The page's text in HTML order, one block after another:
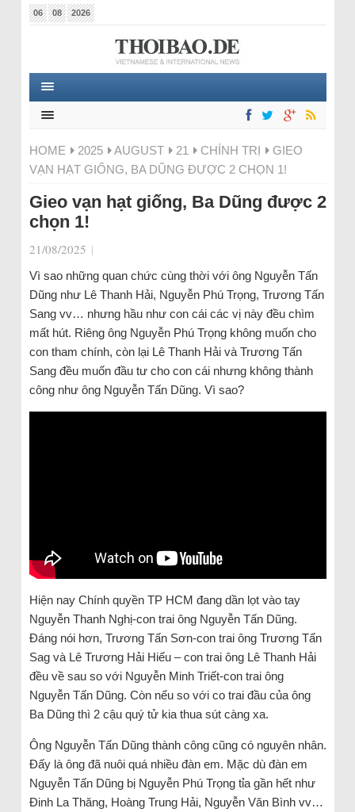
06 08 2026
HOME 2025 AUGUST 21 CHÍNH TRỊ
GIEO
VẠN HẠT GIỐNG, BA DŨNG ĐƯỢC 2 CHỌN 1!
Gieo vạn hạt giống, Ba Dũng được 2
chọn 1!
21/08/2025 |
Vì sao những quan chức cùng thời với ông Nguyễn Tấn
Dũng như Lê Thanh Hải, Nguyễn Phú Trọng, Trương Tấn
Sang vv… nhưng hầu như con cái các vị này đều chìm
mất hút. Riêng ông Nguyễn Phú Trọng không muốn cho
con tham chính, còn lại Lê Thanh Hải và Trương Tấn
Sang đều muốn đầu tư cho con cái nhưng không thành
công như ông Nguyễn Tấn Dũng. Vì sao?
Hiện nay Chính quyền TP HCM đang dần lọt vào tay
Nguyễn Thanh Nghị-con trai ông Nguyễn Tấn Dũng.
Đáng nói hơn, Trương Tấn Sơn-con trai ông Trương Tấn
Sag và Lê Trương Hải Hiếu – con trai ông Lê Thanh Hải
đều về sau so với Nguyễn Minh Triết-con trai ông
Nguyễn Tấn Dũng. Còn nếu so với co trai đầu của ông
Ba Dũng thì 2 cậu quý tử kia thua sút càng xa.
Ông Nguyễn Tấn Dũng thành công cũng có nguyên nhân.
Đấy là ông đã nuôi quá nhiều đàn em. Mặc dù đàn em
Nguyễn Tấn Dũng bị Nguyễn Phú Trọng tỉa gần hết như
Đinh La Thăng, Hoàng Trung Hải, Nguyễn Văn Bình vv…